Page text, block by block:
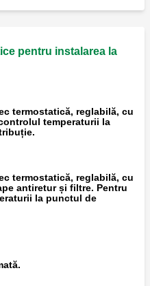
și supape antiretur la
de cupru.
pentru instalarea la
termostatică, reglabilă, cu
temperaturii la
termostatică, reglabilă, cu
antiretur și filtre. Pentru
la punctul de